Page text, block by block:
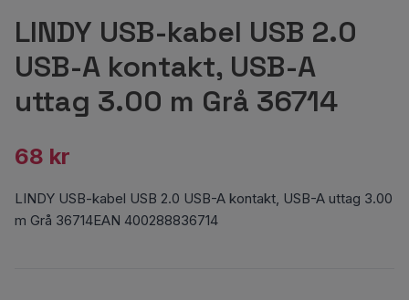
LINDY USB-kabel USB 2.0
USB-A kontakt, USB-A
uttag 3.00 m Grå 36714
68 kr
LINDY USB-kabel USB 2.0 USB-A kontakt, USB-A uttag 3.00
m Grå 36714EAN 400288836714